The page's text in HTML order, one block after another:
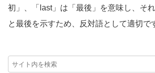
初」、「last」は「最後」を意味し、そ
と最後を示すため、反対語として適切で